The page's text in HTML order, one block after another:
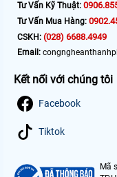
Tư Vấn Kỹ Thuật:
Tư Vấn Mua Hàng:
CSKH: (028) 6688.4949
Email:
Kết nối với chúng tôi
Facebook
Tiktok
Mã